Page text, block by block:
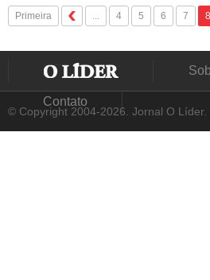
Primeira ... 4 5 6 7 8
Contato
© Copyright 2004-2026. Jornal O Líder.